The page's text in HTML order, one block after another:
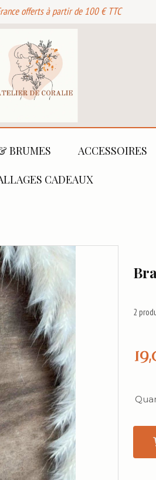
offerts à partir de 100 € TTC
BRUMES ACCESSOIRES
CADEAUX
2